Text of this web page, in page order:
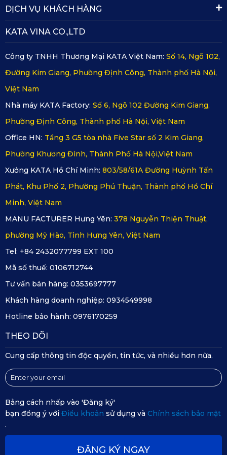
Chống ăn mòn hiệu quả:
Hợp kim thép cao cấp kết hợp
Dễ dàng vệ sinh:Bề mặt giáp trơn nhẵn, ít bám bẩn,
giúp việc vệ sinh gầm xe trở nên đơn giản và nhanh
chóng chỉ với thao tác xịt rửa cơ bản.
Khả năng kháng lửa, chịu nhiệt tốt:Giáp pin VF3 của
KATA đáp ứng các yêu cầu an toàn cao, có khả năng
chịu nhiệt và kháng lửa.
Thoát nước nhanh, hạn chế ứ đọng:Thiết kế lỗ thoát
nước khoa học giúp khu vực pin luôn khô ráo, giảm nguy
cơ chập điện và kéo dài tuổi thọ cho cụm pin cũng như
các linh kiện của xe.
Duy trì tính thẩm mỹ cho VF3: Giáp bảo vệ pin giúp hạn
chế trầy xước, móp méo do sỏi đá bắn lên, giữ cho gầm
xe và tổng thể VinFast VF3 luôn gọn gàng, bền đẹp theo
thời gian.
DỊCH VỤ KHÁCH HÀNG
KATA VINA CO.,LTD
Công ty TNHH Thương Mại KATA Việt Nam: Số 14, Ngõ 102,
Đường Kim Giang, Phường Định Công, Thành phố Hà Nội,
Việt Nam
Nhà máy KATA Factory: Số 6, Ngõ 102 Đường Kim Giang,
Phường Định Công, Thành phố Hà Nội, Việt Nam
Office HN: Tầng 3 G5 tòa nhà Five Star số 2 Kim Giang,
Phường Khương Đình, Thành Phố Hà Nội,Việt Nam
Xưởng KATA Hồ Chí Minh: 803/58/61A Đường Huỳnh Tấn
Phát, Khu Phố 2, Phường Phú Thuận, Thành phố Hồ Chí
Minh, Việt Nam
MANU FACTURER Hưng Yên: 378 Nguyễn Thiện Thuật,
phường Mỹ Hào, Tỉnh Hưng Yên, Việt Nam
Tel: +84 2432077799 EXT 100
Mã số thuế: 0106712744
Tư vấn bán hàng: 0353697777
Khách hàng doanh nghiệp: 0934549998
Hotline bảo hành: 0976170259
THEO DÕI
Cung cấp thông tin độc quyền, tin tức, và nhiều hơn nữa.
Bằng cách nhấp vào 'Đăng ký'
bạn đồng ý với Điều khoản sử dụng và Chính sách bảo mật
.
ĐĂNG KÝ NGAY